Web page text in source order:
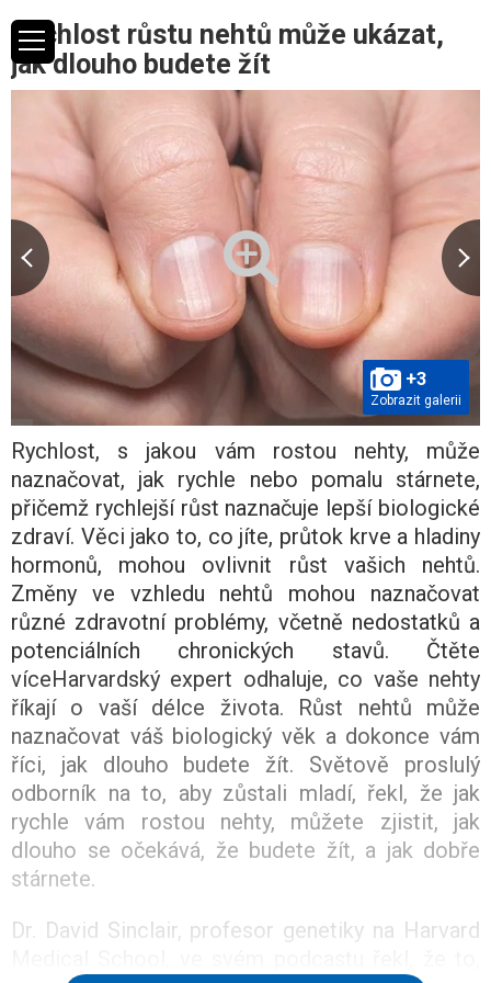
Rychlost růstu nehtů může ukázat,
jak dlouho budete žít
+3
Zobrazit galerii
Rychlost, s jakou vám rostou nehty, může
naznačovat, jak rychle nebo pomalu stárnete,
přičemž rychlejší růst naznačuje lepší biologické
zdraví. Věci jako to, co jíte, průtok krve a hladiny
hormonů, mohou ovlivnit růst vašich nehtů.
Změny ve vzhledu nehtů mohou naznačovat
různé zdravotní problémy, včetně nedostatků a
potenciálních chronických stavů. Čtěte
víceHarvardský expert odhaluje, co vaše nehty
říkají o vaší délce života. Růst nehtů může
naznačovat váš biologický věk a dokonce vám
říci, jak dlouho budete žít. Světově proslulý
odborník na to, aby zůstali mladí, řekl, že jak
rychle vám rostou nehty, můžete zjistit, jak
dlouho se očekává, že budete žít, a jak dobře
stárnete.
Dr. David Sinclair, profesor genetiky na Harvard